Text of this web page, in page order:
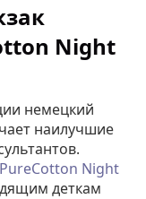
Night
немецкий
наилучшие
Night
деткам